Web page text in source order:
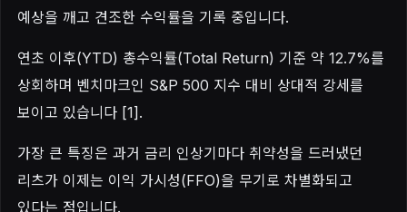
예상을 깨고 견조한 수익률을 기록 중입니다.
연초 이후(YTD) 총수익률(Total Return) 기준 약 12.7%를
상회하며 벤치마크인 S&P 500 지수 대비 상대적 강세를
보이고 있습니다 [1].
가장 큰 특징은 과거 금리 인상기마다 취약성을 드러냈던
리츠가 이제는 이익 가시성(FFO)을 무기로 차별화되고
있다는 점입니다.